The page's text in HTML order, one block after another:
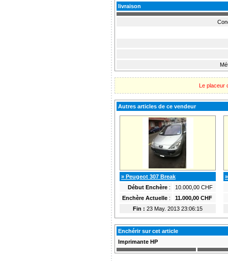
livraison
Le placeur
Autres articles de ce vendeur
» Peugeot 307 Break
Début Enchère :
10.000,00 CHF
Enchère Actuelle :
11.000,00 CHF
Fin : 23 May. 2013 23:06:15
Enchérir sur cet article
Imprimante HP